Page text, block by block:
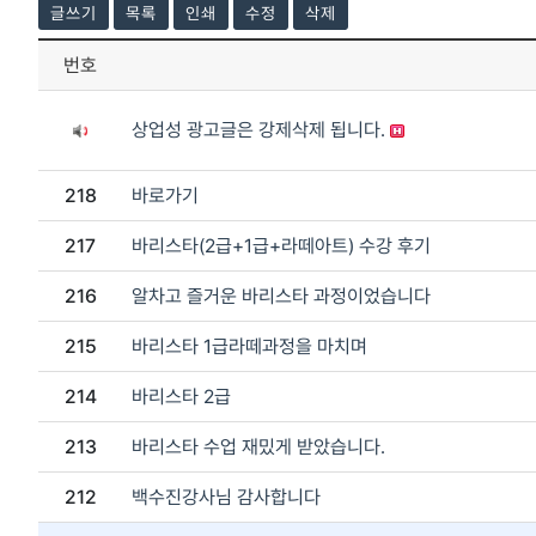
글쓰기 목록 인쇄 수정 삭제
번호
상업성 광고글은 강제삭제 됩니다.
218 바로가기
217 바리스타(2급+1급+라떼아트) 수강 후기
216 알차고 즐거운 바리스타 과정이었습니다
215 바리스타 1급라떼과정을 마치며
214 바리스타 2급
213 바리스타 수업 재밌게 받았습니다.
212 백수진강사님 감사합니다